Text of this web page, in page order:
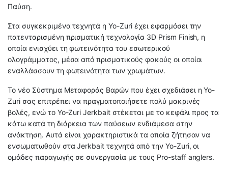
Παύση.
Στα συγκεκριμένα τεχνητά η Yo-Zuri έχει εφαρμόσει την
πατενταρισμένη πρισματική τεχνολογία 3D Prism Finish, η
οποία ενισχύει τη φωτεινότητα του εσωτερικού
ολογράμματος, μέσα από πρισματικούς φακούς οι οποίοι
εναλλάσσουν τη φωτεινότητα των χρωμάτων.
Το νέο Σύστημα Μεταφοράς Βαρών που έχει σχεδιάσει η Yo-
Zuri σας επιτρέπει να πραγματοποιήσετε πολύ μακρινές
βολές, ενώ το Υο-Ζuri Jerkbait στέκεται με το κεφάλι προς τα
κάτω κατά τη διάρκεια των παύσεων ενδιάμεσα στην
ανάκτηση. Αυτά είναι χαρακτηριστικά τα οποία ζήτησαν να
ενσωματωθούν στα Jerkbait τεχνητά από την Yo-Zuri, οι
ομάδες παραγωγής σε συνεργασία με τους Pro-staff anglers.